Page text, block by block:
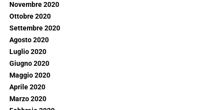
Novembre 2020
Ottobre 2020
Settembre 2020
Agosto 2020
Luglio 2020
Giugno 2020
Maggio 2020
Aprile 2020
Marzo 2020